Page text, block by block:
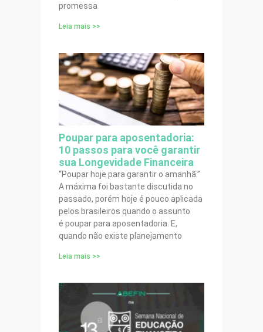
promessa
Leia mais >>
Poupar para aposentadoria:
10 passos para você garantir
sua Longevidade Financeira
“Poupar hoje para garantir o amanhã.”
A máxima foi bastante discutida no
passado, porém hoje é pouco aplicada
pelos brasileiros quando o assunto
é poupar para aposentadoria. E,
quando não existe planejamento
Leia mais >>